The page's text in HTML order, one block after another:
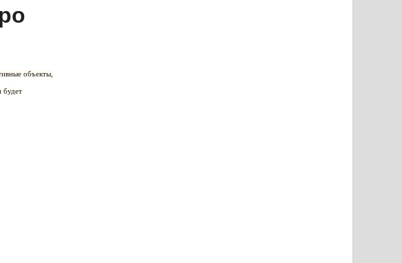
объекты,
будет